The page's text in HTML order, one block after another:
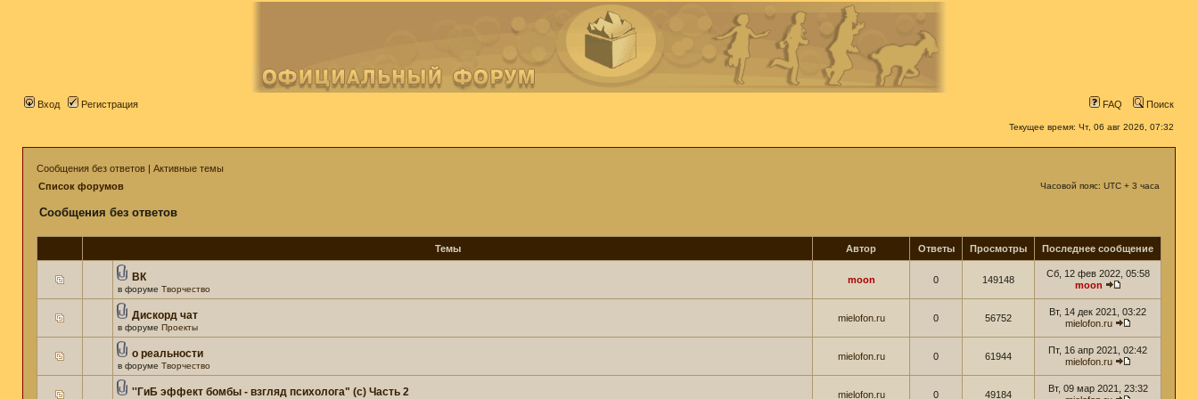
Вход Регистрация FAQ Поиск
Текущее время: Чт, 06 авг 2026, 07:32
Сообщения без ответов | Активные темы
Список форумов
Часовой пояс: UTC + 3 часа
Сообщения без ответов
Темы Автор Ответы Просмотры Последнее сообщение
ВК
в форуме Творчество
moon 0 149148
Сб, 12 фев 2022, 05:58
moon
Дискорд чат
в форуме Проекты
mielofon.ru 0 56752
Вт, 14 дек 2021, 03:22
mielofon.ru
о реальности
в форуме Творчество
mielofon.ru 0 61944
Пт, 16 апр 2021, 02:42
mielofon.ru
''ГиБ эффект бомбы - взгляд психолога" (c) Часть 2 mielofon.ru 0 49184
Вт, 09 мар 2021, 23:32